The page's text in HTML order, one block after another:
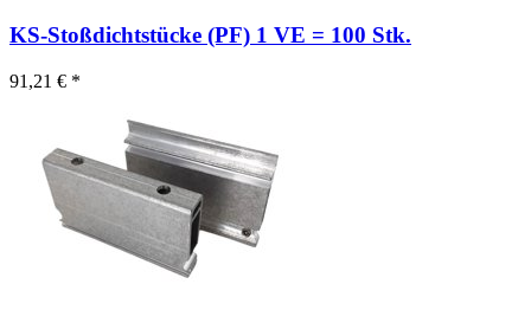
KS-Stoßdichtstücke (PF) 1 VE = 100 Stk.
91,21 € *